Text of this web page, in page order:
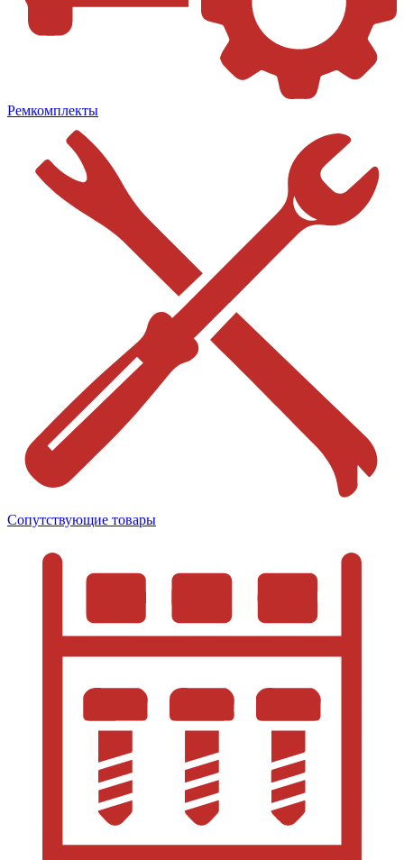
Ремкомплекты
Сопутствующие товары